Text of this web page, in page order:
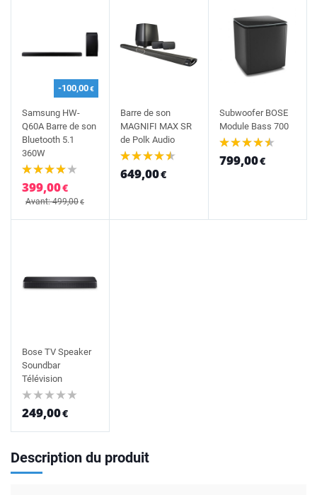
-100,00€
Samsung HW-
Q60A Barre de son
Bluetooth 5.1
360W
399,00€
Avant: 499,00€
Barre de son
MAGNIFI MAX SR
de Polk Audio
649,00€
Subwoofer BOSE
Module Bass 700
799,00€
Bose TV Speaker
Soundbar
Télévision
249,00€
Description du produit